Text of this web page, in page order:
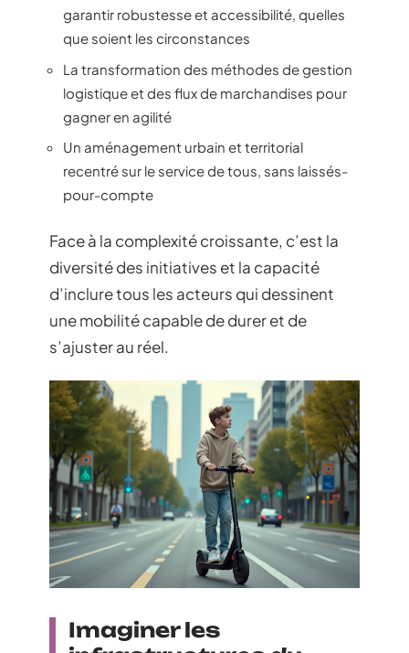
garantir robustesse et accessibilité, quelles
que soient les circonstances
La transformation des méthodes de gestion
logistique et des flux de marchandises pour
gagner en agilité
Un aménagement urbain et territorial
recentré sur le service de tous, sans laissés-
pour-compte
Face à la complexité croissante, c’est la
diversité des initiatives et la capacité
d’inclure tous les acteurs qui dessinent
une mobilité capable de durer et de
s’ajuster au réel.
Imaginer les